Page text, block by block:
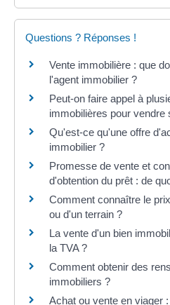
Questions ? Réponses !
Vente immobilière : que
l'agent immobilier ?
Peut-on faire appel à
immobilières pour vendre
Qu'est-ce qu'une offre
immobilier ?
Promesse de vente et
d'obtention du prêt : de
Comment connaître le
ou d'un terrain ?
La vente d'un bien
la TVA ?
Comment obtenir des
immobiliers ?
Achat ou vente en viager